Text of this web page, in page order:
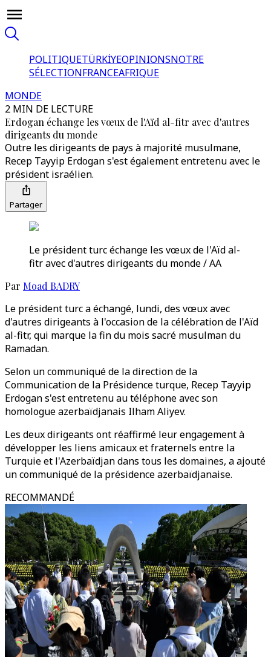
POLITIQUETÜRKİYEOPINIONSNOTRE
SÉLECTIONFRANCEAFRIQUE
MONDE
2 MIN DE LECTURE
Erdogan échange les vœux de l'Aïd al-fitr avec d'autres
dirigeants du monde
Outre les dirigeants de pays à majorité musulmane,
Recep Tayyip Erdogan s'est également entretenu avec le
président israélien.
Partager
Le président turc échange les vœux de l'Aïd al-
fitr avec d'autres dirigeants du monde / AA
Par Moad BADRY
Le président turc a échangé, lundi, des vœux avec
d'autres dirigeants à l'occasion de la célébration de l'Aïd
al-fitr, qui marque la fin du mois sacré musulman du
Ramadan.
Selon un communiqué de la direction de la
Communication de la Présidence turque, Recep Tayyip
Erdogan s'est entretenu au téléphone avec son
homologue azerbaïdjanais Ilham Aliyev.
Les deux dirigeants ont réaffirmé leur engagement à
développer les liens amicaux et fraternels entre la
Turquie et l'Azerbaïdjan dans tous les domaines, a ajouté
un communiqué de la présidence azerbaïdjanaise.
RECOMMANDÉ